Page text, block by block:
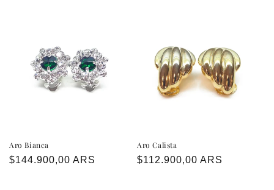
Aro Bianca
Precio
$144.900,00 ARS
Aro Calista
Precio
$112.900,00 ARS